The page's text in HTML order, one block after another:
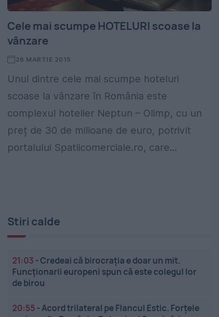
Cele mai scumpe HOTELURI scoase la
vânzare
26 MARTIE 2015
Unul dintre cele mai scumpe hoteluri
scoase la vânzare în România este
complexul hotelier Neptun – Olimp, cu un
preț de 30 de milioane de euro, potrivit
portalului Spatiicomerciale.ro, care...
Stiri calde
21:03 -Credeai că birocrația e doar un mit.
Funcționarii europeni spun că este colegul lor
de birou
20:55 - Acord trilateral pe Flancul Estic. Forțele